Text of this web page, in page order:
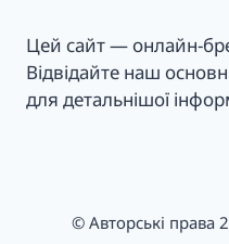
Цей сайт — онлайн-
Відвідайте наш
для детальнішої
© Авторські права